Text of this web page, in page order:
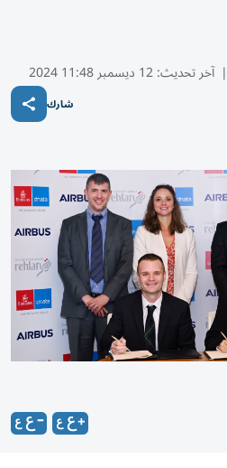
| آخر تحديث:12 ديسمبر 11:48 2024
شارك